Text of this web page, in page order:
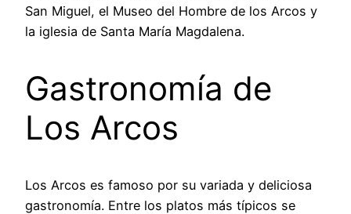
San Miguel, el Museo del Hombre de los Arcos y
la iglesia de Santa María Magdalena.
Gastronomía de
Los Arcos
Los Arcos es famoso por su variada y deliciosa
gastronomía. Entre los platos más típicos se